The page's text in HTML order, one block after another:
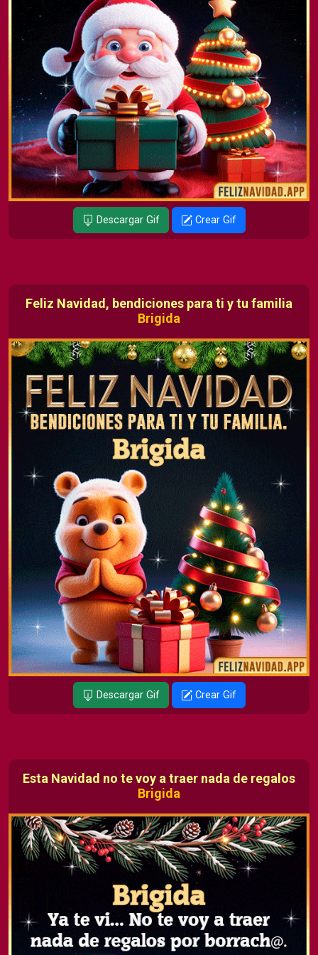
Descargar Gif Crear Gif
Feliz Navidad, bendiciones para ti y tu familia
Brigida
Descargar Gif Crear Gif
Esta Navidad no te voy a traer nada de regalos
Brigida